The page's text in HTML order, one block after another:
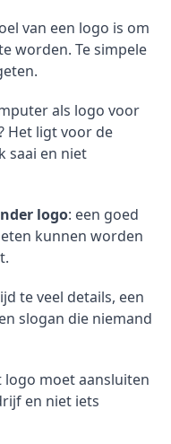
van een logo is om
worden. Te simpele
als logo voor
Het ligt voor de
saai en niet
logo: een goed
kunnen worden
te veel details, een
slogan die niemand
logo moet aansluiten
en niet iets